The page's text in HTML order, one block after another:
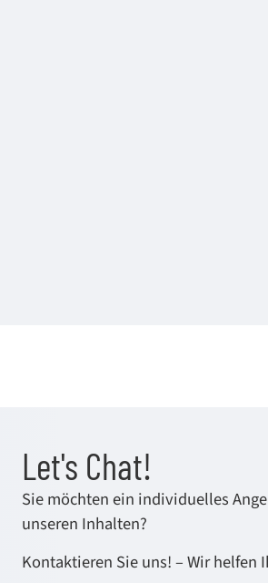
Let's Chat!
Sie möchten ein individuelles
unseren Inhalten?
Kontaktieren Sie uns! – Wir helfen